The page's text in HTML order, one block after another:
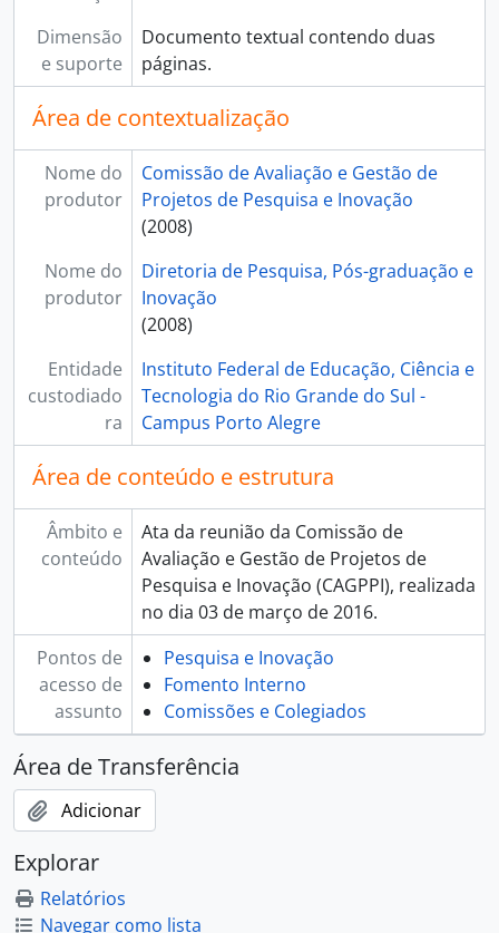
Dimensão
e suporte
Documento textual contendo duas
páginas.
Área de contextualização
Nome do
produtor
Comissão de Avaliação e Gestão de
Projetos de Pesquisa e Inovação
(2008)
Nome do
produtor
Diretoria de Pesquisa, Pós-graduação e
Inovação
(2008)
Entidade
custodiado
ra
Instituto Federal de Educação, Ciência e
Tecnologia do Rio Grande do Sul -
Campus Porto Alegre
Área de conteúdo e estrutura
Âmbito e
conteúdo
Ata da reunião da Comissão de
Avaliação e Gestão de Projetos de
Pesquisa e Inovação (CAGPPI), realizada
no dia 03 de março de 2016.
Pontos de
acesso de
assunto
Pesquisa e Inovação
Fomento Interno
Comissões e Colegiados
Área de Transferência
Adicionar
Explorar
Relatórios
Navegar como lista